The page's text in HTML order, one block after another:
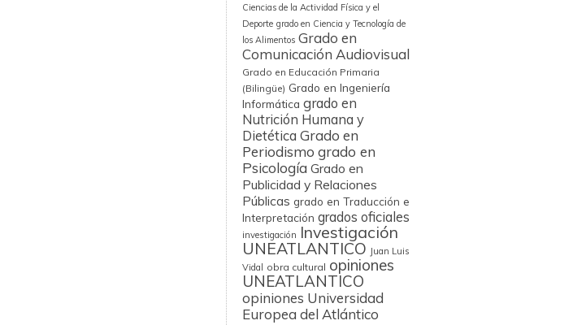
Ciencias de la Actividad Física y el
Deporte grado en Ciencia y Tecnología de
los Alimentos Grado en
Comunicación Audiovisual
Grado en Educación Primaria
(Bilingüe) Grado en Ingeniería
Informática grado en
Nutrición Humana y
Dietética Grado en
Periodismo grado en
Psicología Grado en
Publicidad y Relaciones
Públicas grado en Traducción e
Interpretación grados oficiales
investigación Investigación
UNEATLANTICO Juan Luis
Vidal
obra cultural opiniones
UNEATLANTICO
opiniones Universidad
Europea del Atlántico